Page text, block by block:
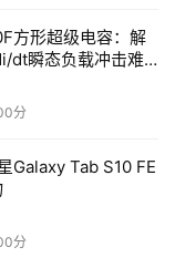
表的数据保护厂
前延伸，打通AI数
方形超级电容：解
dt瞬态负载冲击难
分
Galaxy Tab S10 FE
分